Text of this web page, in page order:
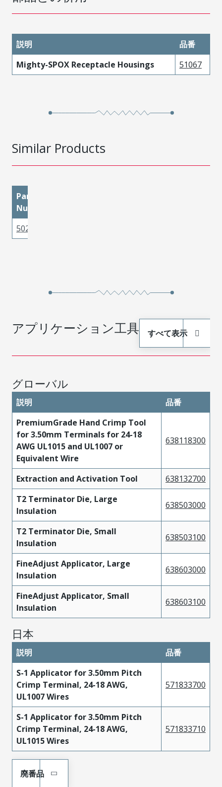
説明
品番
Mighty-SPOX Receptacle Housings
51067
Similar Products
Part
Number
502179101
アプリケーション工具 すべて表示
グローバル
説明
品番
PremiumGrade Hand Crimp Tool
for 3.50mm Terminals for 24-18
AWG UL1015 and UL1007 or
Equivalent Wire
638118300
Extraction and Activation Tool
638132700
T2 Terminator Die, Large
Insulation
638503000
T2 Terminator Die, Small
Insulation
638503100
FineAdjust Applicator, Large
Insulation
638603000
FineAdjust Applicator, Small
Insulation
638603100
日本
説明
品番
S-1 Applicator for 3.50mm Pitch
Crimp Terminal, 24-18 AWG,
UL1007 Wires
571833700
S-1 Applicator for 3.50mm Pitch
Crimp Terminal, 24-18 AWG,
UL1015 Wires
571833710
廃番品